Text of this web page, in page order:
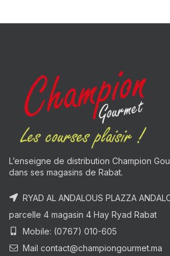
L’enseigne de distribution Champion
dans ses magasins de Rabat.
RYAD AL ANDALOUS PLAZZA
parcelle 4 magasin 4 Hay Ryad Rabat
Mobile: (0767) 010-605
Mail contact@championgourmet.ma